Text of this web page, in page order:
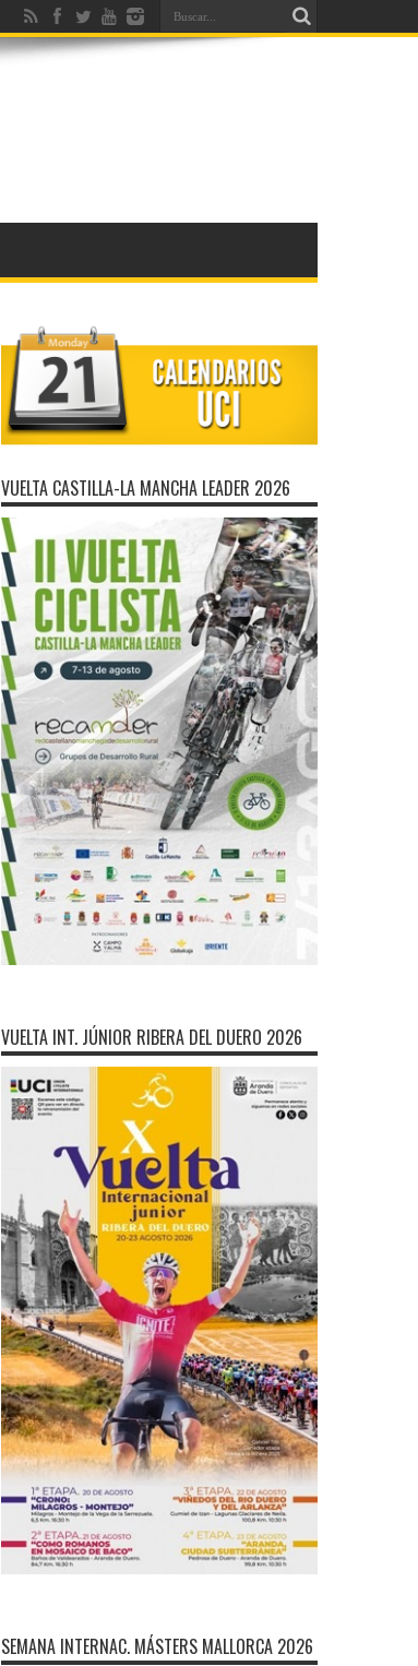
VUELTA CASTILLA-LA MANCHA LEADER 2026
VUELTA INT. JÚNIOR RIBERA DEL DUERO 2026
SEMANA INTERNAC. MÁSTERS MALLORCA 2026